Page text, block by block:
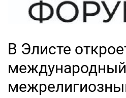
В Элисте
международный